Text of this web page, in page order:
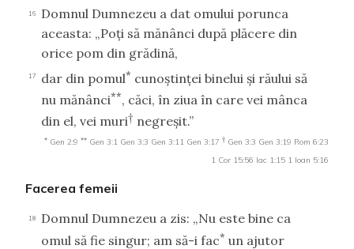
16
Domnul Dumnezeu a dat omului porunca
aceasta: „Poţi să mănânci după plăcere din
orice pom din grădină,
17 dar din pomul* cunoştinţei binelui şi răului să
nu mănânci**, căci, în ziua în care vei mânca
din el, vei muri† negreşit.”
* Gen 2:9 ** Gen 3:1 Gen 3:3 Gen 3:11 Gen 3:17 † Gen 3:3 Gen 3:19 Rom 6:23
1 Cor 15:56 Iac 1:15 1 Ioan 5:16
Facerea femeii
18
Domnul Dumnezeu a zis: „Nu este bine ca
omul să fie singur; am să-i fac* un ajutor